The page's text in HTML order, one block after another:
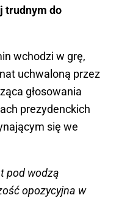
trudnym do
wchodzi w grę,
uchwaloną przez
głosowania
prezydenckich
się we
pod wodzą
opozycyjna w